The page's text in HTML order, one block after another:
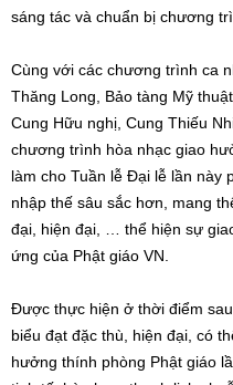
sáng tác và chuẩn bị chương
Cùng với các chương trình ca
Thăng Long, Bảo tàng Mỹ
Cung Hữu nghị, Cung Thiếu
chương trình hòa nhạc giao
làm cho Tuần lễ Đại lễ lần này
nhập thế sâu sắc hơn, mang
đại, hiện đại, … thể hiện sự
ứng của Phật giáo VN.
Được thực hiện ở thời điểm
biểu đạt đặc thù, hiện đại, có
hưởng thính phòng Phật giáo